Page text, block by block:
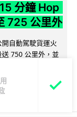
分鐘 Hop
725 公里外
自動駕駛貨運火
750 公里外，並